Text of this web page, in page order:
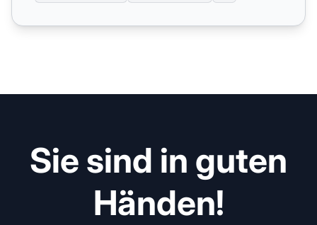
Sie sind in guten
Händen!